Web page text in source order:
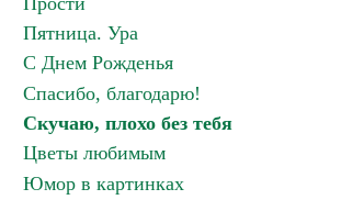
Пятница. Ура
С Днем Рожденья
Спасибо, благодарю!
Скучаю, плохо без тебя
Цветы любимым
Юмор в картинках